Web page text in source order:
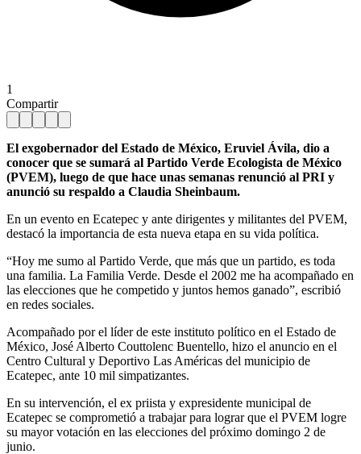
1
Compartir
El exgobernador del Estado de México, Eruviel Ávila, dio a
conocer que se sumará al Partido Verde Ecologista de México
(PVEM), luego de que hace unas semanas renunció al PRI y
anunció su respaldo a Claudia Sheinbaum.
En un evento en Ecatepec y ante dirigentes y militantes del PVEM,
destacó la importancia de esta nueva etapa en su vida política.
“Hoy me sumo al Partido Verde, que más que un partido, es toda
una familia. La Familia Verde. Desde el 2002 me ha acompañado en
las elecciones que he competido y juntos hemos ganado”, escribió
en redes sociales.
Acompañado por el líder de este instituto político en el Estado de
México, José Alberto Couttolenc Buentello, hizo el anuncio en el
Centro Cultural y Deportivo Las Américas del municipio de
Ecatepec, ante 10 mil simpatizantes.
En su intervención, el ex priista y expresidente municipal de
Ecatepec se comprometió a trabajar para lograr que el PVEM logre
su mayor votación en las elecciones del próximo domingo 2 de
junio.